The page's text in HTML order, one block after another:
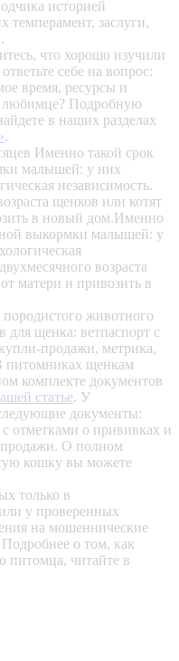
историей
темперамент, заслуги,
что хорошо изучили
себе на вопрос:
время, ресурсы и
любимце? Подробную
в наших разделах
.
Именно такой срок
малышей: у них
независимость.
щенков или котят
в новый дом.Именно
выкормки малышей: у
возраста
матери и привозить в
животного
для щенка: ветпаспорт с
продажи, метрика,
питомниках щенкам
комплекте документов
статье. У
документы:
отметками о прививках и
продажи. О полном
кошку вы можете
только в
у проверенных
на мошеннические
Подробнее о том, как
питомца, читайте в